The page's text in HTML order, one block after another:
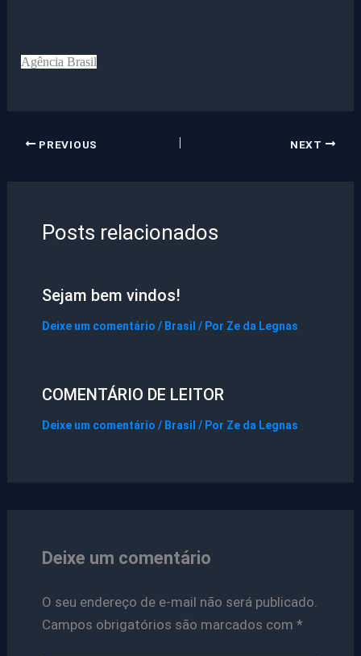
Agência Brasil
PREVIOUS NEXT
Posts relacionados
Sejam bem vindos!
Deixe um comentário / Brasil / Por Ze da Legnas
COMENTÁRIO DE LEITOR
Deixe um comentário / Brasil / Por Ze da Legnas
Deixe um comentário
O seu endereço de e-mail não será publicado.
Campos obrigatórios são marcados com *